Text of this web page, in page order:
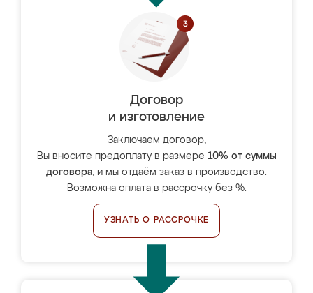
Договор
и изготовление
Заключаем договор,
Вы вносите предоплату в размере 10% от суммы
договора, и мы отдаём заказ в производство.
Возможна оплата в рассрочку без %.
УЗНАТЬ О РАССРОЧКЕ